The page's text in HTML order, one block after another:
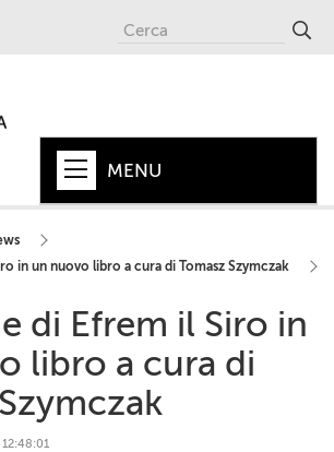
MENU
PAPA
+
VATICANO
CHIESA
MONDO
in un nuovo libro a cura di Tomasz Szymczak
di Efrem il Siro in
libro a cura di